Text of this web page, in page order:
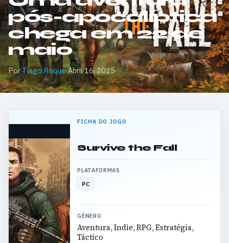
pós-apocalíptica
chega em 22 de
maio
PorTiago Roque·Abril 16, 2025
FICHA DO JOGO
Survive the Fall
PLATAFORMAS
PC
GÉNERO
Aventura, Indie, RPG, Estratégia,
Táctico